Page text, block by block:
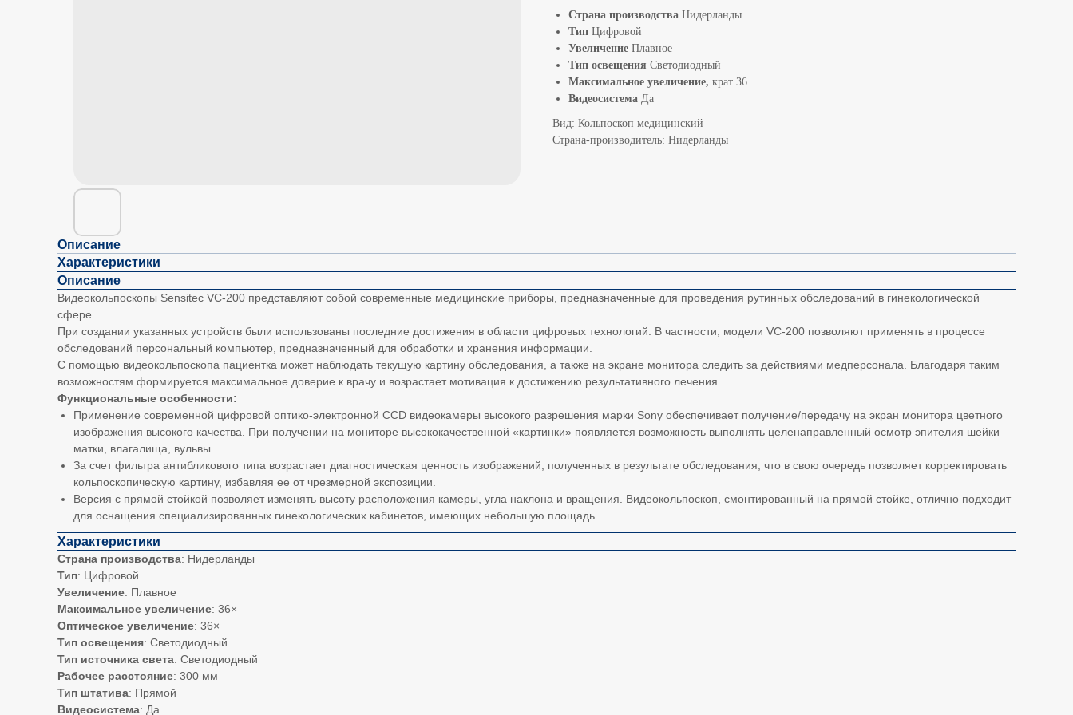
Страна производства Нидерланды
Тип Цифровой
Увеличение Плавное
Тип освещения Светодиодный
Максимальное увеличение, крат 36
Видеосистема Да
Вид: Кольпоскоп медицинский
Страна-производитель: Нидерланды
Описание
Характеристики
Описание
Видеокольпоскопы Sensitec VC-200 представляют собой современные медицинские приборы, предназначенные для проведения рутинных обследований в гинекологической
сфере.
При создании указанных устройств были использованы последние достижения в области цифровых технологий. В частности, модели VC-200 позволяют применять в процессе
обследований персональный компьютер, предназначенный для обработки и хранения информации.
С помощью видеокольпоскопа пациентка может наблюдать текущую картину обследования, а также на экране монитора следить за действиями медперсонала. Благодаря таким
возможностям формируется максимальное доверие к врачу и возрастает мотивация к достижению результативного лечения.
Функциональные особенности:
Применение современной цифровой оптико-электронной CCD видеокамеры высокого разрешения марки Sony обеспечивает получение/передачу на экран монитора цветного
изображения высокого качества. При получении на мониторе высококачественной «картинки» появляется возможность выполнять целенаправленный осмотр эпителия шейки
матки, влагалища, вульвы.
За счет фильтра антибликового типа возрастает диагностическая ценность изображений, полученных в результате обследования, что в свою очередь позволяет корректировать
кольпоскопическую картину, избавляя ее от чрезмерной экспозиции.
Версия с прямой стойкой позволяет изменять высоту расположения камеры, угла наклона и вращения. Видеокольпоскоп, смонтированный на прямой стойке, отлично подходит
для оснащения специализированных гинекологических кабинетов, имеющих небольшую площадь.
Характеристики
Страна производства: Нидерланды
Тип: Цифровой
Увеличение: Плавное
Максимальное увеличение: 36×
Оптическое увеличение: 36×
Тип освещения: Светодиодный
Тип источника света: Светодиодный
Рабочее расстояние: 300 мм
Тип штатива: Прямой
Видеосистема: Да